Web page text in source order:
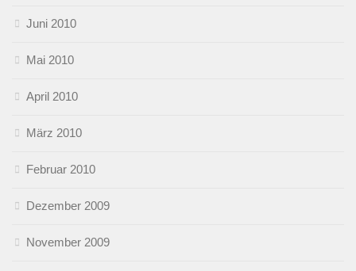
Juni 2010
Mai 2010
April 2010
März 2010
Februar 2010
Dezember 2009
November 2009